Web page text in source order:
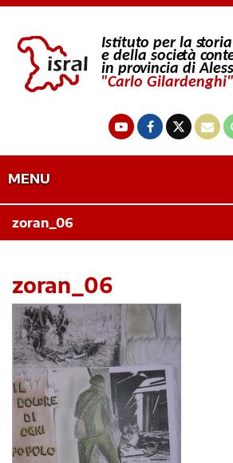
MENU
zoran_06
zoran_06